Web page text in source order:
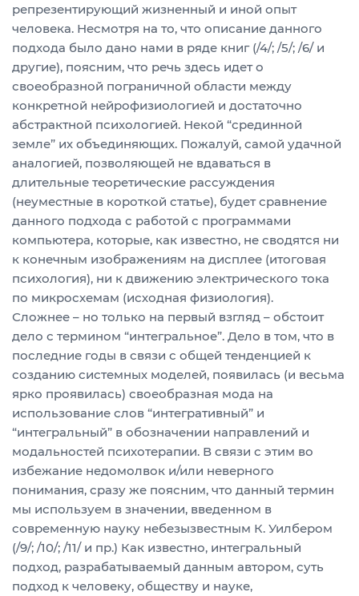
репрезентирующий жизненный и иной опыт
человека. Несмотря на то, что описание данного
подхода было дано нами в ряде книг (/4/; /5/; /6/ и
другие), поясним, что речь здесь идет о
своеобразной пограничной области между
конкретной нейрофизиологией и достаточно
абстрактной психологией. Некой “срединной
земле” их объединяющих. Пожалуй, самой удачной
аналогией, позволяющей не вдаваться в
длительные теоретические рассуждения
(неуместные в короткой статье), будет сравнение
данного подхода с работой с программами
компьютера, которые, как известно, не сводятся ни
к конечным изображениям на дисплее (итоговая
психология), ни к движению электрического тока
по микросхемам (исходная физиология).
Сложнее – но только на первый взгляд – обстоит
дело с термином “интегральное”. Дело в том, что в
последние годы в связи с общей тенденцией к
созданию системных моделей, появилась (и весьма
ярко проявилась) своеобразная мода на
использование слов “интегративный” и
“интегральный” в обозначении направлений и
модальностей психотерапии. В связи с этим во
избежание недомолвок и/или неверного
понимания, сразу же поясним, что данный термин
мы используем в значении, введенном в
современную науку небезызвестным К. Уилбером
(/9/; /10/; /11/ и пр.) Как известно, интегральный
подход, разрабатываемый данным автором, суть
подход к человеку, обществу и науке,